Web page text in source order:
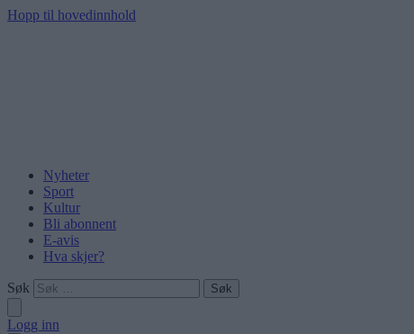
Hopp til hovedinnhold
Nyheter
Sport
Kultur
Bli abonnent
E-avis
Hva skjer?
Søk
Logg inn